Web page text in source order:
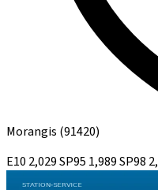
Morangis (91420)
E10 2,029SP95 1,989SP98